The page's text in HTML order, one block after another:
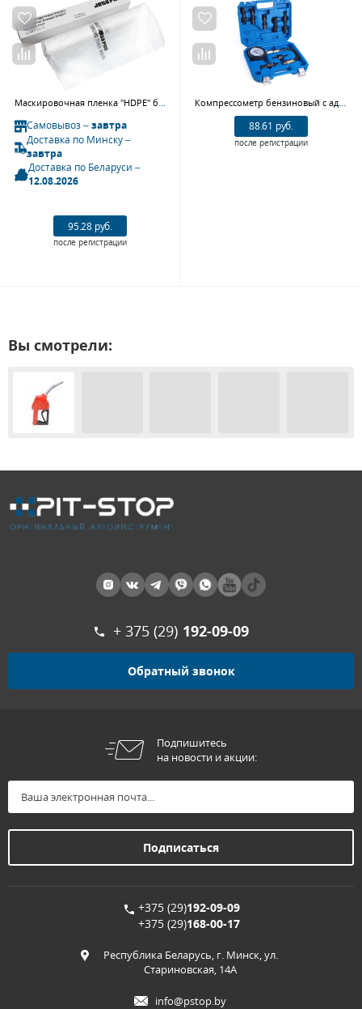
Самовывоз –завтра
Доставка по Минску –
завтра
Доставка по Беларуси –
12.08.2026
95.28 руб.
после регистрации
88.61 руб.
после регистрации
Вы смотрели:
+ 375 (29) 192-09-09
Обратный звонок
Подпишитесь
на новости и акции:
+375 (29)192-09-09
+375 (29)168-00-17
Республика Беларусь, г. Минск, ул.
Стариновская, 14А
info@pstop.by